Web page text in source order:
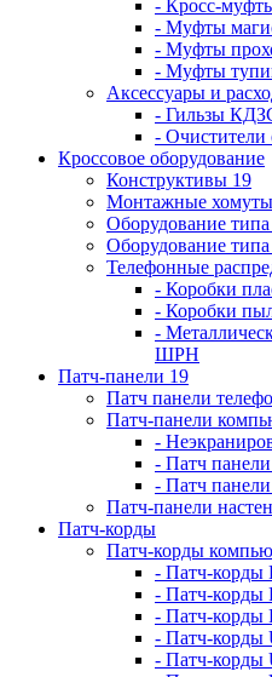
- Кросс-
- Муфты
- Муфты
- Муфты
Аксессуары и
- Гильзы
- Очистители
Кроссовое оборудование
Конструктивы 19
Монтажные хомуты
Оборудование типа
Оборудование
Телефонные
- Коробки
- Коробки
-
ШРН
Патч-панели 19
Патч панели
Патч-панели
-
- Патч
- Патч
Патч-панели
Патч-корды
Патч-корды
- Патч-корды
- Патч-корды
- Патч-корды
- Патч-корды
- Патч-корды